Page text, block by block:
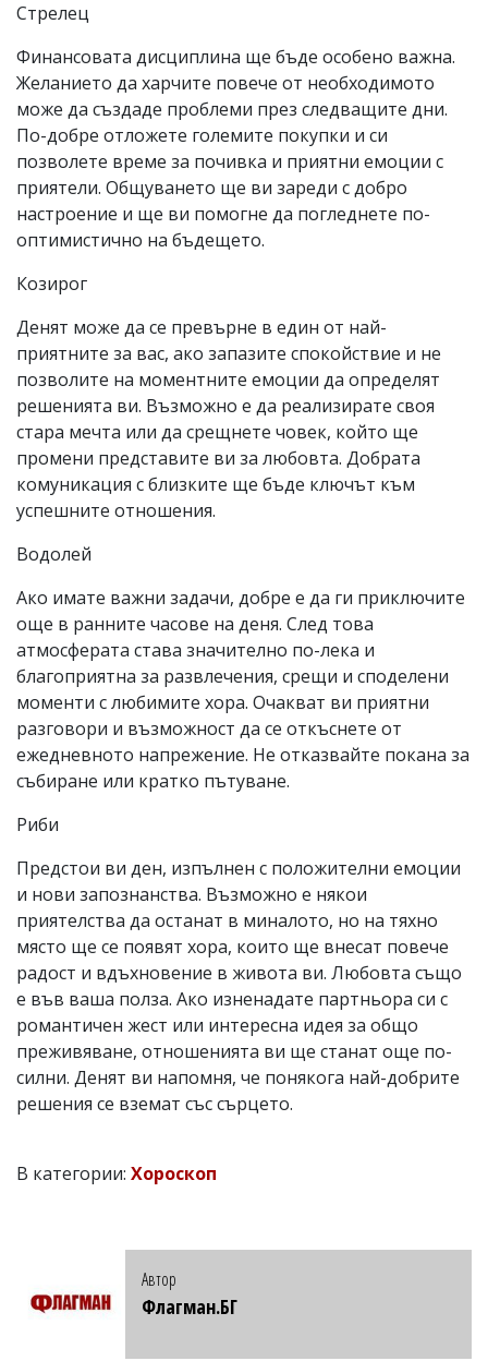
Стрелец
Финансовата дисциплина ще бъде особено важна.
Желанието да харчите повече от необходимото
може да създаде проблеми през следващите дни.
По-добре отложете големите покупки и си
позволете време за почивка и приятни емоции с
приятели. Общуването ще ви зареди с добро
настроение и ще ви помогне да погледнете по-
оптимистично на бъдещето.
Козирог
Денят може да се превърне в един от най-
приятните за вас, ако запазите спокойствие и не
позволите на моментните емоции да определят
решенията ви. Възможно е да реализирате своя
стара мечта или да срещнете човек, който ще
промени представите ви за любовта. Добрата
комуникация с близките ще бъде ключът към
успешните отношения.
Водолей
Ако имате важни задачи, добре е да ги приключите
още в ранните часове на деня. След това
атмосферата става значително по-лека и
благоприятна за развлечения, срещи и споделени
моменти с любимите хора. Очакват ви приятни
разговори и възможност да се откъснете от
ежедневното напрежение. Не отказвайте покана за
събиране или кратко пътуване.
Риби
Предстои ви ден, изпълнен с положителни емоции
и нови запознанства. Възможно е някои
приятелства да останат в миналото, но на тяхно
място ще се появят хора, които ще внесат повече
радост и вдъхновение в живота ви. Любовта също
е във ваша полза. Ако изненадате партньора си с
романтичен жест или интересна идея за общо
преживяване, отношенията ви ще станат още по-
силни. Денят ви напомня, че понякога най-добрите
решения се вземат със сърцето.
В категории: Хороскоп
Автор
Флагман.БГ